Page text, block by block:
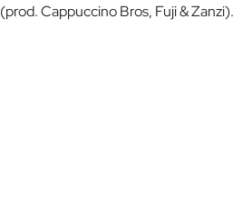
(prod. Cappuccino Bros, Fuji & Zanzi).